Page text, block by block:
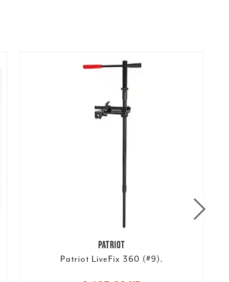
PATRIOT
Patriot LiveFix 360 (#9).
Nuvarande pris